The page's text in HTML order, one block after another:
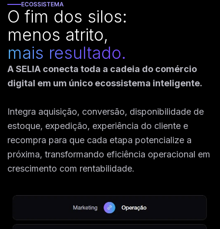
ECOSSISTEMA
O fim dos silos:
menos atrito,
mais resultado.
A SELIA conecta toda a cadeia do comércio
digital em um único ecossistema inteligente.
Integra aquisição, conversão, disponibilidade de
estoque, expedição, experiência do cliente e
recompra para que cada etapa potencialize a
próxima, transformando eficiência operacional em
crescimento com rentabilidade.